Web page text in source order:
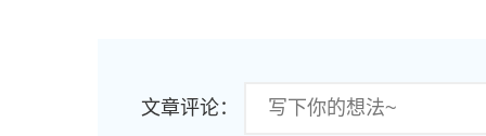
文章评论：